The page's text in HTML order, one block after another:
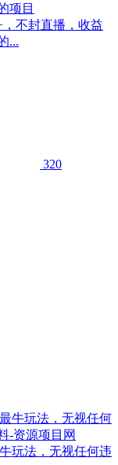
项目
不封直播，收益
...
320
玩法，无视任何违